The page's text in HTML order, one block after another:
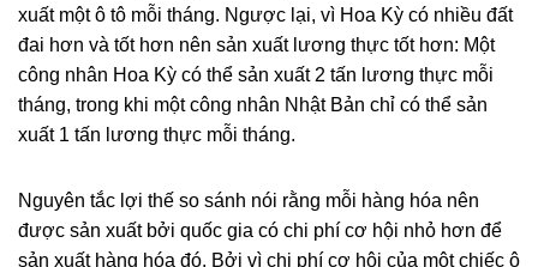
xuất một ô tô mỗi tháng. Ngược lại, vì Hoa Kỳ có nhiều đất
đai hơn và tốt hơn nên sản xuất lương thực tốt hơn: Một
công nhân Hoa Kỳ có thể sản xuất 2 tấn lương thực mỗi
tháng, trong khi một công nhân Nhật Bản chỉ có thể sản
xuất 1 tấn lương thực mỗi tháng.
Nguyên tắc lợi thế so sánh nói rằng mỗi hàng hóa nên
được sản xuất bởi quốc gia có chi phí cơ hội nhỏ hơn để
sản xuất hàng hóa đó. Bởi vì chi phí cơ hội của một chiếc ô